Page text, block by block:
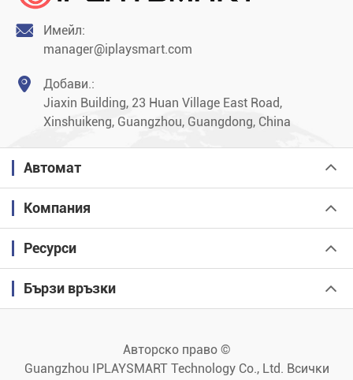

Имейл:
manager@iplaysmart.com

Добави.:
Jiaxin Building, 23 Huan Village East Road,
Xinshuikeng, Guangzhou, Guangdong, China
Автомат
Компания
Ресурси
Бързи връзки
Авторско право ©
Guangzhou IPLAYSMART Technology Co., Ltd. Всички